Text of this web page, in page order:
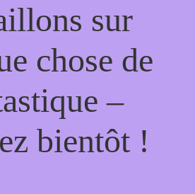
sur
chose de
–
bientôt !